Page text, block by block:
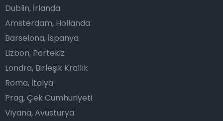
Dublin, İrlanda
Amsterdam, Hollanda
Barselona, İspanya
Lizbon, Portekiz
Londra, Birleşik Krallık
Roma, İtalya
Prag, Çek Cumhuriyeti
Viyana, Avusturya